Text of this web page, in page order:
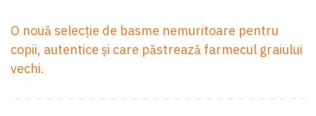
O nouă selecție de basme nemuritoare pentru
copii, autentice și care păstrează farmecul graiului
vechi.